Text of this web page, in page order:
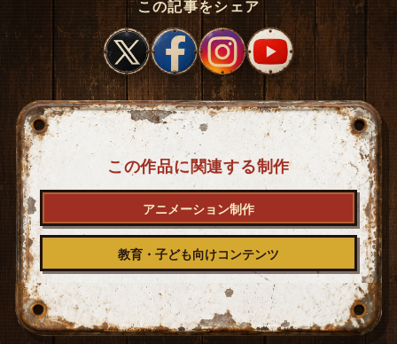
この記事をシェア
この作品に関連する制作
アニメーション制作
教育・子ども向けコンテンツ